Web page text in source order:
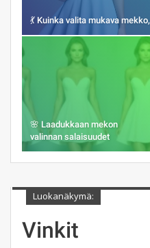
💃 Kuinka valita mukava
🌸 Laadukkaan mekon
valinnan salaisuudet
Luokanäkymä:
Vinkit